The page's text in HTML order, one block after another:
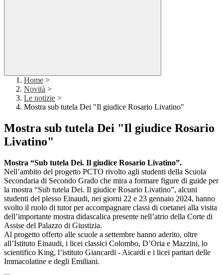
Home >
Novità >
Le notizie >
Mostra sub tutela Dei "Il giudice Rosario Livatino"
Mostra sub tutela Dei "Il giudice Rosario
Livatino"
Mostra “Sub tutela Dei. Il giudice Rosario Livatino”.
Nell’ambito del progetto PCTO rivolto agli studenti della Scuola
Secondaria di Secondo Grado che mira a formare figure di guide per
la mostra “Sub tutela Dei. Il giudice Rosario Livatino”, alcuni
studenti del plesso Einaudi, nei giorni 22 e 23 gennaio 2024, hanno
svolto il ruolo di tutor per accompagnare classi di coetanei alla visita
dell’importante mostra didascalica presente nell’atrio della Corte di
Assise del Palazzo di Giustizia.
Al progetto offerto alle scuole a settembre hanno aderito, oltre
all’Istituto Einaudi, i licei classici Colombo, D’Oria e Mazzini, lo
scientifico King, l’istituto Giancardi - Aicardi e i licei paritari delle
Immacolatine e degli Emiliani.